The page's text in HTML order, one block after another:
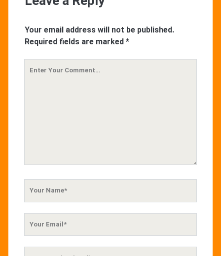
Your email address will not be published.
Required fields are marked *